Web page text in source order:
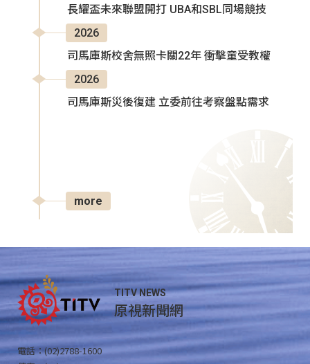
長耀盃未來聯盟開打 UBA和SBL同場競技
2026
司馬庫斯校舍無照卡關22年 衝擊童受教權
2026
司馬庫斯災後復建 立委前往考察盤點需求
more
TITV NEWS
原視新聞網
電話：(02)2788-1600